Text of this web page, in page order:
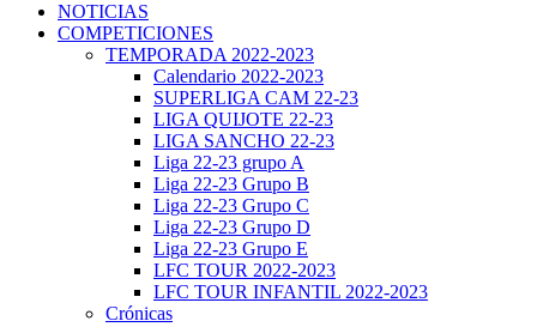
NOTICIAS
COMPETICIONES
TEMPORADA 2022-2023
Calendario 2022-2023
SUPERLIGA CAM 22-23
LIGA QUIJOTE 22-23
LIGA SANCHO 22-23
Liga 22-23 grupo A
Liga 22-23 Grupo B
Liga 22-23 Grupo C
Liga 22-23 Grupo D
Liga 22-23 Grupo E
LFC TOUR 2022-2023
LFC TOUR INFANTIL 2022-2023
Crónicas